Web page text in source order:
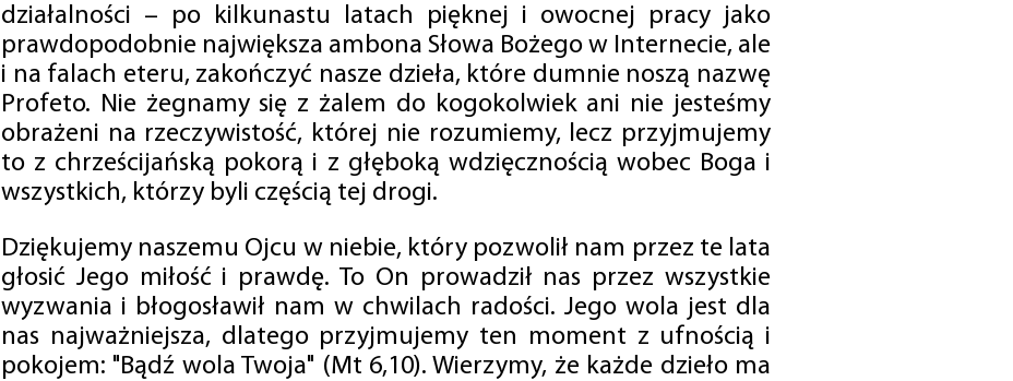
działalności – po kilkunastu latach pięknej i owocnej pracy jako
prawdopodobnie największa ambona Słowa Bożego w Internecie, ale
i na falach eteru, zakończyć nasze dzieła, które dumnie noszą nazwę
Profeto. Nie żegnamy się z żalem do kogokolwiek ani nie jesteśmy
obrażeni na rzeczywistość, której nie rozumiemy, lecz przyjmujemy
to z chrześcijańską pokorą i z głęboką wdzięcznością wobec Boga i
wszystkich, którzy byli częścią tej drogi.
Dziękujemy naszemu Ojcu w niebie, który pozwolił nam przez te lata
głosić Jego miłość i prawdę. To On prowadził nas przez wszystkie
wyzwania i błogosławił nam w chwilach radości. Jego wola jest dla
nas najważniejsza, dlatego przyjmujemy ten moment z ufnością i
pokojem: "Bądź wola Twoja" (Mt 6,10). Wierzymy, że każde dzieło ma